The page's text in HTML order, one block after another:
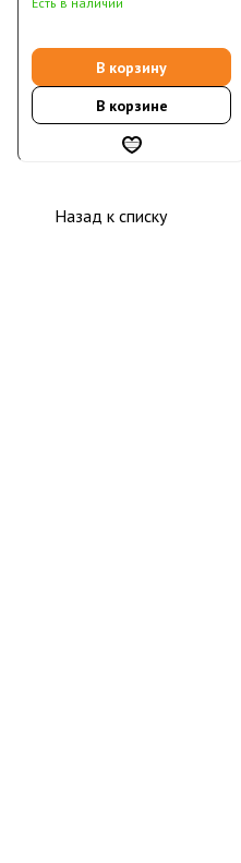
В корзину
В корзине
Назад к списку